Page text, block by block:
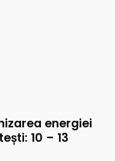
energiei
10 – 13